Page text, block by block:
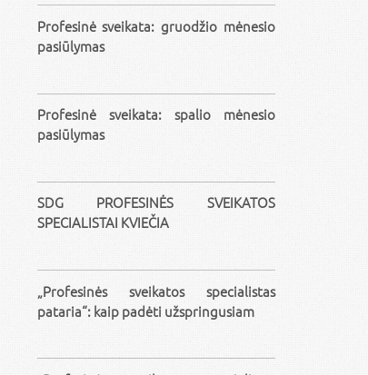
Profesinė sveikata: gruodžio mėnesio
pasiūlymas
Profesinė sveikata: spalio mėnesio
pasiūlymas
SDG PROFESINĖS SVEIKATOS
SPECIALISTAI KVIEČIA
„Profesinės sveikatos specialistas
pataria“: kaip padėti užspringusiam